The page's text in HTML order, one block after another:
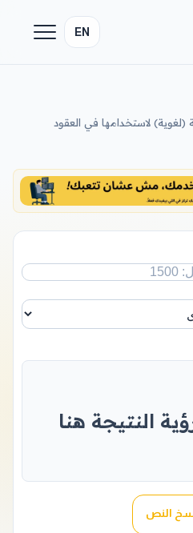
EN
لاستخدامها في العقود
النتيجة هنا
النص